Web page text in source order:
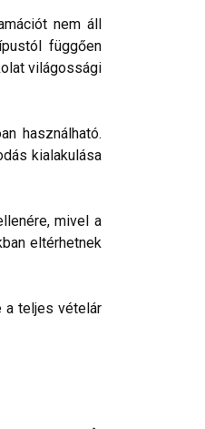
nem áll
függően
világossági
használható.
kialakulása
mivel a
eltérhetnek
a teljes vételár